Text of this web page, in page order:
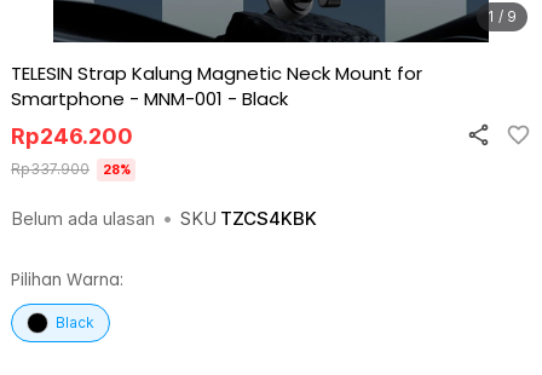
1 / 9
TELESIN Strap Kalung Magnetic Neck Mount for
Smartphone - MNM-001 - Black
Belum ada ulasan • SKU TZCS4KBK
Rp246.200
Rp337.900 28%
Pilihan Warna:
Black